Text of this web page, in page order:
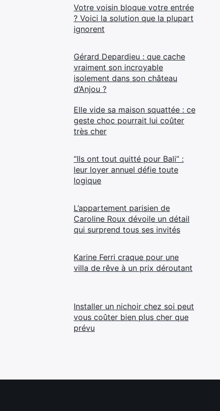
Votre voisin bloque votre entrée
? Voici la solution que la plupart
ignorent
Gérard Depardieu : que cache
vraiment son incroyable
isolement dans son château
d’Anjou ?
Elle vide sa maison squattée : ce
geste choc pourrait lui coûter
très cher
“Ils ont tout quitté pour Bali” :
leur loyer annuel défie toute
logique
L’appartement parisien de
Caroline Roux dévoile un détail
qui surprend tous ses invités
Karine Ferri craque pour une
villa de rêve à un prix déroutant
Installer un nichoir chez soi peut
vous coûter bien plus cher que
prévu